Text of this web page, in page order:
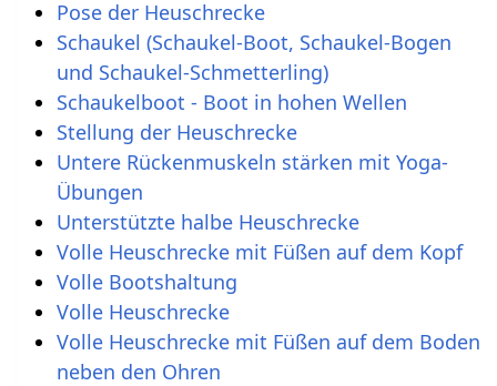
Pose der Heuschrecke
Schaukel (Schaukel-Boot, Schaukel-Bogen
und Schaukel-Schmetterling)
Schaukelboot - Boot in hohen Wellen
Stellung der Heuschrecke
Untere Rückenmuskeln stärken mit Yoga-
Übungen
Unterstützte halbe Heuschrecke
Volle Heuschrecke mit Füßen auf dem Kopf
Volle Bootshaltung
Volle Heuschrecke
Volle Heuschrecke mit Füßen auf dem Boden
neben den Ohren